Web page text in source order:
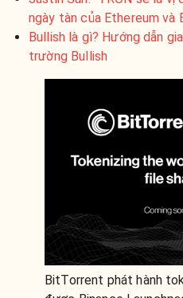
ngày tàn của Ethereum và
Bullish là gì? Hướng dẫn
trường Bullish
BitTorrent phát hành